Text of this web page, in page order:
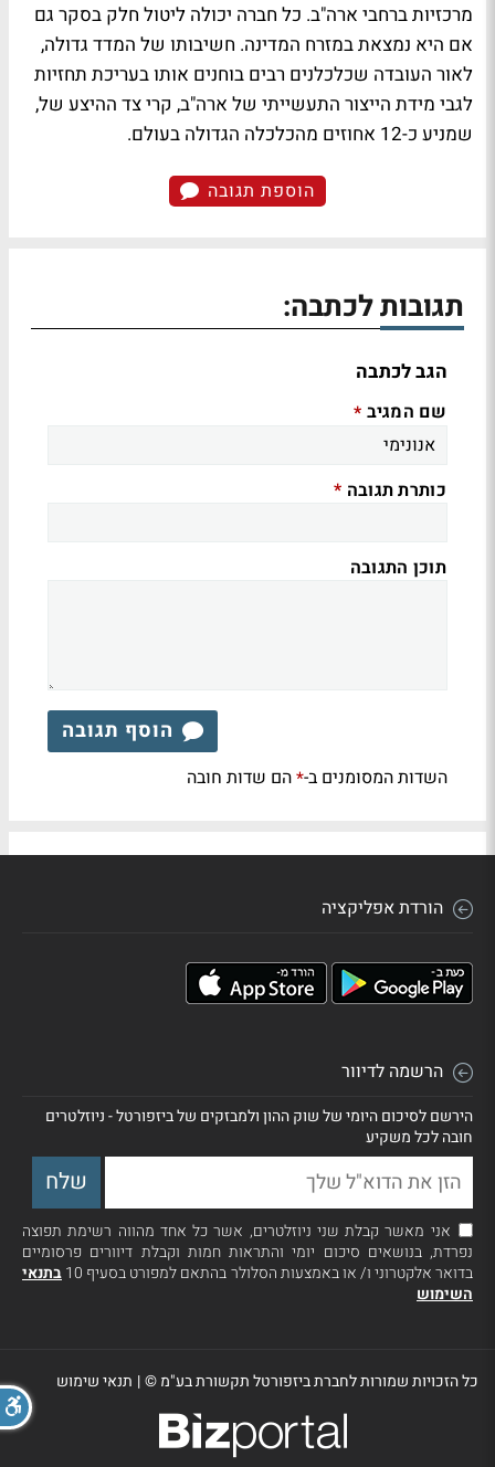
מרכזיות ברחבי ארה"ב. כל חברה יכולה ליטול חלק בסקר גם
אם היא נמצאת במזרח המדינה. חשיבותו של המדד גדולה,
לאור העובדה שכלכלנים רבים בוחנים אותו בעריכת תחזיות
לגבי מידת הייצור התעשייתי של ארה"ב, קרי צד ההיצע של,
שמניע כ-12 אחוזים מהכלכלה הגדולה בעולם.
הוספת תגובה
תגובות לכתבה:
הגב לכתבה
שם המגיב *
כותרת תגובה *
תוכן התגובה
הוסף תגובה
השדות המסומנים ב-*הם שדות חובה
הורדת אפליקציה
הרשמה לדיוור
הירשם לסיכום היומי של שוק ההון ולמבזקים של ביזפורטל - ניוזלטרים
חובה לכל משקיע
אני מאשר קבלת שני ניוזלטרים, אשר כל אחד מהווה רשימת תפוצה
נפרדת, בנושאים סיכום יומי והתראות חמות וקבלת דיוורים פרסומיים
בדואר אלקטרוני ו/ או באמצעות הסלולר בהתאם למפורט בסעיף 10
בתנאי
השימוש
כל הזכויות שמורות לחברת ביזפורטל תקשורת בע"מ ©| תנאי שימוש